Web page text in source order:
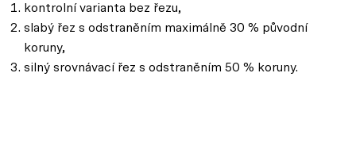
kontrolní varianta bez řezu,
slabý řez s odstraněním maximálně 30 % původní
koruny,
silný srovnávací řez s odstraněním 50 % koruny.